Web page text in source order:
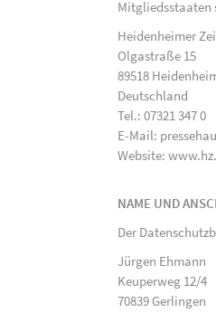
Mitgliedsstaaten
Heidenheimer
Olgastraße 15
89518
Deutschland
Tel.: 07321 347 0
E-Mail:
Website:
NAME UND
Der
Jürgen Ehmann
Keuperweg 12/4
70839 Gerlingen